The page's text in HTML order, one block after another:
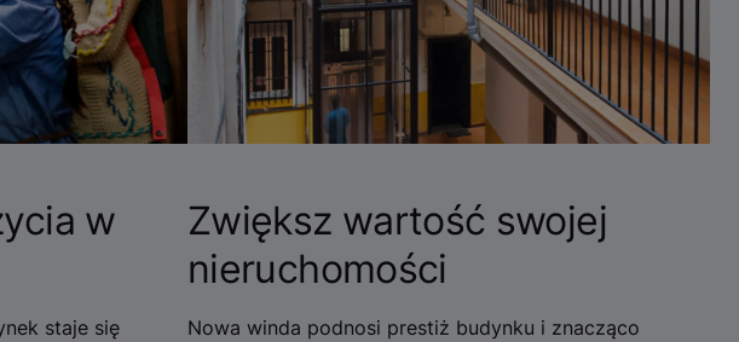
w
staje się
Zwiększ wartość swojej
nieruchomości
Nowa winda podnosi prestiż budynku i znacząco